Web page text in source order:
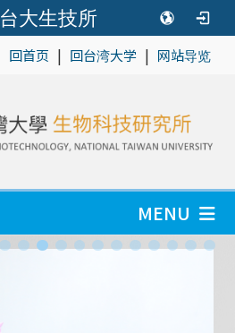
台大生技所
回首页 | 回台湾大学 | 网站导览
MENU